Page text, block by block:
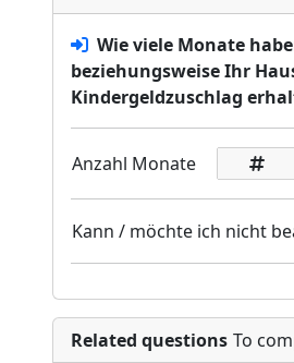
Wie viele Monate
beziehungsweise Ihr
Kindergeldzuschlag
Anzahl Monate
Kann / möchte ich nicht
Related questions To